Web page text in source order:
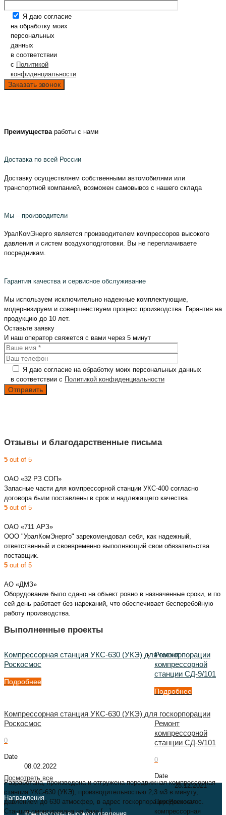
Я даю согласие
на обработку моих
персональных
данных
в соответствии
с Политикой
конфиденциальности
Преимуществаработы с нами
Доставка по всей России
Доставку осуществляем собственными автомобилями или
транспортной компанией, возможен самовывоз с нашего склада
Мы – производители
УралКомЭнерго является производителем компрессоров высокого
давления и систем воздухоподготовки. Вы не переплачиваете
посредникам.
Гарантия качества и сервисное обслуживание
Мы используем исключительно надежные комплектующие,
модернизируем и совершенствуем процесс производства. Гарантия на
продукцию до 10 лет.
Оставьте заявку
И наш оператор свяжется с вами через 5 минут
Я даю согласие на обработку моих персональных данных
в соответствии с Политикой конфиденциальности
Отзывы и благодарственные письма
5 out of 5
ОАО «32 РЗ СОП»
Запасные части для компрессорной станции УКС-400 согласно
договора были поставлены в срок и надлежащего качества.
5 out of 5
ОАО «711 АРЗ»
ООО "УралКомЭнерго" зарекомендовал себя, как надежный,
ответственный и своевременно выполняющий свои обязательства
поставщик.
5 out of 5
АО «ДМЗ»
Оборудование было сдано на объект ровно в назначенные сроки, и по
сей день работает без нареканий, что обеспечивает бесперебойную
работу производства.
Выполненные проекты
Компрессорная станция УКС-630 (УКЭ) для госкорпорации
Роскосмос
Подробнее
Компрессорная станция УКС-630 (УКЭ) для госкорпорации
Роскосмос
0
Date
08.02.2022
Разработана, произведена и отгружена передвижная компрессорная
станция УКС-630 (УКЭ), производительностью 2,3 м3 в минуту,
давлением до 630 атмосфер, в адрес госкорпорации Роскосмос.
Станция смонтирована на базе[…]
Ремонт
компрессорной
станции СД-9/101
Подробнее
Ремонт
компрессорной
станции СД-9/101
0
Date
28.12.2021
Передвижная
компрессорная
Посмотреть все
Направления